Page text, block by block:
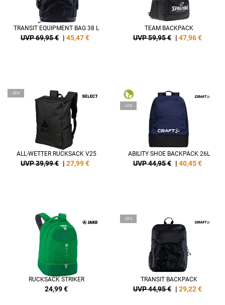
TRANSIT EQUIPMENT BAG 38 L
UVP 69,95 € | 45,47€
TEAM BACKPACK
UVP 59,95 € | 47,96€
-30%
ALL-WETTER RUCKSACK V25
UVP 39,99 € | 27,99€
-10%
ABILITY SHOE BACKPACK 26L
UVP 44,95 € | 40,45€
RUCKSACK STRIKER
24,99€
-35%
TRANSIT BACKPACK
UVP 44,95 € | 29,22€